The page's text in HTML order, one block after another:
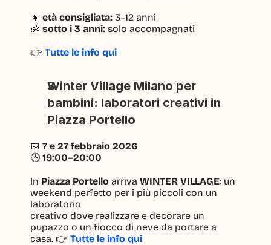
👧 età consigliata: 3–12 anni
👶 sotto i 3 anni: solo accompagnati
👉 Tutte le info qui
Winter Village Milano per
bambini: laboratori creativi in
Piazza Portello
📅 7 e 27 febbraio 2026
🕒 19:00–20:00
In Piazza Portello arriva WINTER VILLAGE: un
weekend perfetto per i più piccoli con un
laboratorio
creativo dove realizzare e decorare un
pupazzo o un fiocco di neve da portare a
casa. 👉 Tutte le info qui